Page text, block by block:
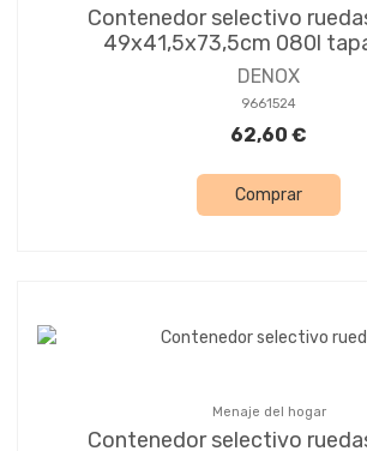
Contenedor selectivo
49x41,5x73,5cm 080l
DENOX
9661524
62,60 €
Comprar
Menaje del hogar
Contenedor selectivo